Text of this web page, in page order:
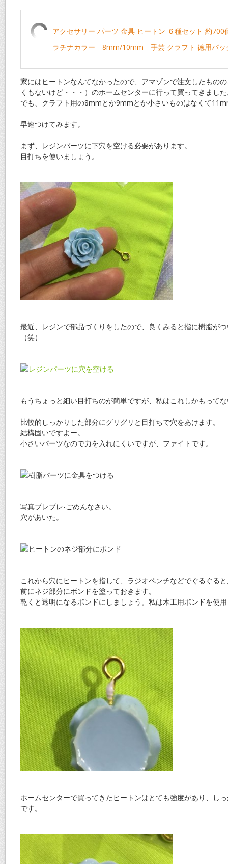
アクセサリー パーツ 金具 ヒートン ６種セット 約
ラチナカラー 8mm/10mm 手芸 クラフト 徳用パッ
家にはヒートンなんてなかったので、アマゾンで注文したもの
くもないけど・・・）のホームセンターに行って買ってきまし
でも、クラフト用の8mmとか9mmとか小さいものはなくて
早速つけてみます。
まず、レジンパーツに下穴を空ける必要があります。
目打ちを使いましょう。
最近、レジンで部品づくりをしたので、良くみると指に樹脂が
（笑）
もうちょっと細い目打ちのが簡単ですが、私はこれしかもって
比較的しっかりした部分にグリグリと目打ちで穴をあけます。
結構固いですよー。
小さいパーツなので力を入れにくいですが、ファイトです。
写真ブレブレ-ごめんなさい。
穴があいた。
これから穴にヒートンを指して、ラジオペンチなどでぐるぐる
前にネジ部分にボンドを塗っておきます。
乾くと透明になるボンドにしましょう。私は木工用ボンドを使
ホームセンターで買ってきたヒートンはとても強度があり、し
です。